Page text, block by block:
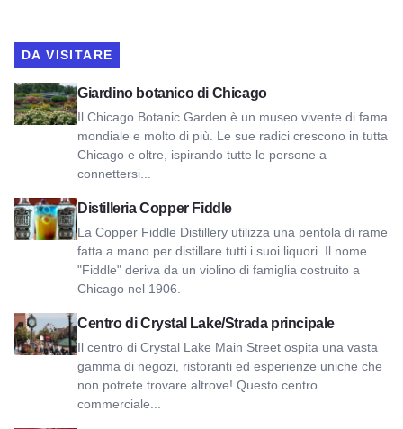
DA VISITARE
Giardino botanico di Chicago
Il Chicago Botanic Garden è un museo vivente di fama
mondiale e molto di più. Le sue radici crescono in tutta
Chicago e oltre, ispirando tutte le persone a
connettersi...
Visualizza il Giardino Botanico di Chicago
Distilleria Copper Fiddle
La Copper Fiddle Distillery utilizza una pentola di rame
fatta a mano per distillare tutti i suoi liquori. Il nome
"Fiddle" deriva da un violino di famiglia costruito a
Chicago nel 1906.
Visualizza la distilleria Copper Fiddle
Centro di Crystal Lake/Strada principale
Il centro di Crystal Lake Main Street ospita una vasta
gamma di negozi, ristoranti ed esperienze uniche che
non potrete trovare altrove! Questo centro
commerciale...
Vista Centro di Crystal Lake/Strada principale